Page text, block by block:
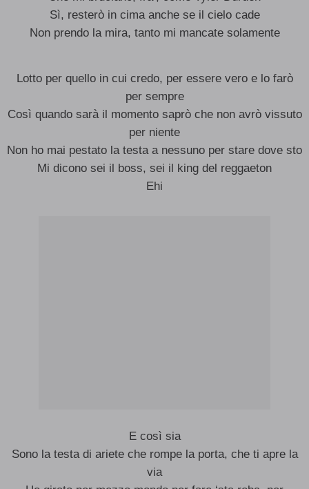
Sì, resterò in cima anche se il cielo cade
Non prendo la mira, tanto mi mancate solamente
Lotto per quello in cui credo, per essere vero e lo farò
per sempre
Così quando sarà il momento saprò che non avrò vissuto
per niente
Non ho mai pestato la testa a nessuno per stare dove sto
Mi dicono sei il boss, sei il king del reggaeton
Ehi
E così sia
Sono la testa di ariete che rompe la porta, che ti apre la
via